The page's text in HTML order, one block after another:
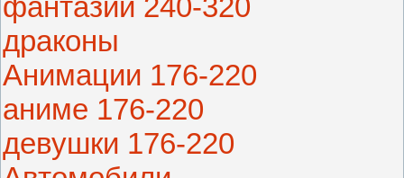
драконы
Анимации 176-220
аниме 176-220
девушки 176-220